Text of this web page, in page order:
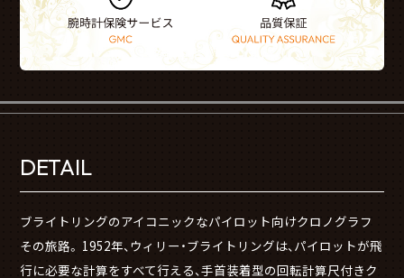
DETAIL
ブライトリングのアイコニックなパイロット向けクロノグラフ
その旅路。 1952年、ウィリー・ブライトリングは、パイロットが飛
行に必要な計算をすべて行える、手首装着型の回転計算尺付きク